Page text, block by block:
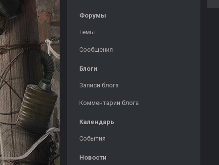
Форумы
Темы
Сообщения
Блоги
Записи блога
Комментарии блога
Календарь
События
Новости